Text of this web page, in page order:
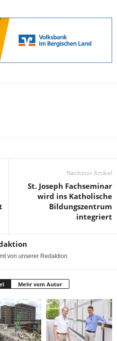
Nächster Artikel
St. Joseph Fachseminar
wird ins Katholische
Bildungszentrum
integriert
von unserer Redaktion.
Mehr vom Autor